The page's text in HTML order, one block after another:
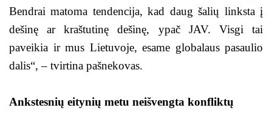
Bendrai matoma tendencija, kad daug šalių linksta į
dešinę ar kraštutinę dešinę, ypač JAV. Visgi tai
paveikia ir mus Lietuvoje, esame globalaus pasaulio
dalis“, – tvirtina pašnekovas.
Ankstesnių eitynių metu neišvengta konfliktų